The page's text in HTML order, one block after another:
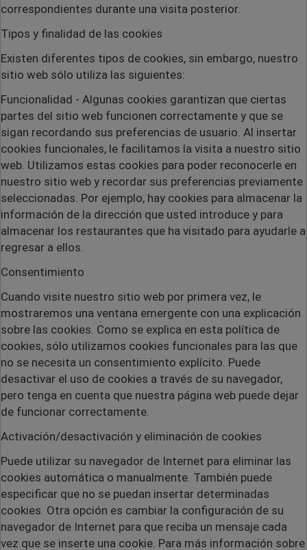
correspondientes durante una visita posterior.
Tipos y finalidad de las cookies
Existen diferentes tipos de cookies, sin embargo, nuestro
sitio web sólo utiliza las siguientes:
Funcionalidad - Algunas cookies garantizan que ciertas
partes del sitio web funcionen correctamente y que se
sigan recordando sus preferencias de usuario. Al insertar
cookies funcionales, le facilitamos la visita a nuestro sitio
web. Utilizamos estas cookies para poder reconocerle en
nuestro sitio web y recordar sus preferencias previamente
seleccionadas. Por ejemplo, hay cookies para almacenar la
información de la dirección que usted introduce y para
almacenar los restaurantes que ha visitado para ayudarle a
regresar a ellos.
Consentimiento
Cuando visite nuestro sitio web por primera vez, le
mostraremos una ventana emergente con una explicación
sobre las cookies. Como se explica en esta política de
cookies, sólo utilizamos cookies funcionales para las que
no se necesita un consentimiento explícito. Puede
desactivar el uso de cookies a través de su navegador,
pero tenga en cuenta que nuestra página web puede dejar
de funcionar correctamente.
Activación/desactivación y eliminación de cookies
Puede utilizar su navegador de Internet para eliminar las
cookies automática o manualmente. También puede
especificar que no se puedan insertar determinadas
cookies. Otra opción es cambiar la configuración de su
navegador de Internet para que reciba un mensaje cada
vez que se inserte una cookie. Para más información sobre